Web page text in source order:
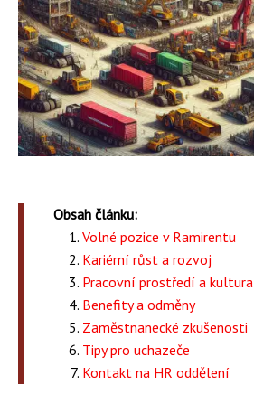
Obsah článku:
Volné pozice v Ramirentu
Kariérní růst a rozvoj
Pracovní prostředí a kultura
Benefity a odměny
Zaměstnanecké zkušenosti
Tipy pro uchazeče
Kontakt na HR oddělení